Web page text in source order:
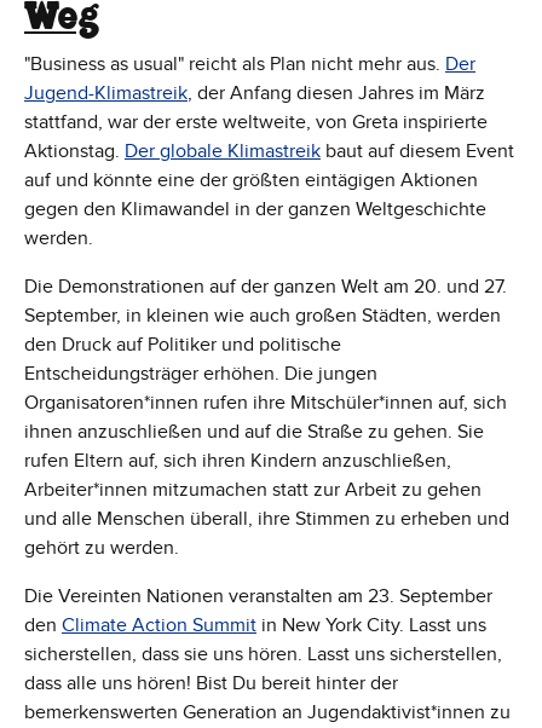
Weg
"Business as usual" reicht als Plan nicht mehr aus. Der
Jugend-Klimastreik, der Anfang diesen Jahres im März
stattfand, war der erste weltweite, von Greta inspirierte
Aktionstag. Der globale Klimastreik baut auf diesem Event
auf und könnte eine der größten eintägigen Aktionen
gegen den Klimawandel in der ganzen Weltgeschichte
werden.
Die Demonstrationen auf der ganzen Welt am 20. und 27.
September, in kleinen wie auch großen Städten, werden
den Druck auf Politiker und politische
Entscheidungsträger erhöhen. Die jungen
Organisatoren*innen rufen ihre Mitschüler*innen auf, sich
ihnen anzuschließen und auf die Straße zu gehen. Sie
rufen Eltern auf, sich ihren Kindern anzuschließen,
Arbeiter*innen mitzumachen statt zur Arbeit zu gehen
und alle Menschen überall, ihre Stimmen zu erheben und
gehört zu werden.
Die Vereinten Nationen veranstalten am 23. September
den Climate Action Summit in New York City. Lasst uns
sicherstellen, dass sie uns hören. Lasst uns sicherstellen,
dass alle uns hören! Bist Du bereit hinter der
bemerkenswerten Generation an Jugendaktivist*innen zu